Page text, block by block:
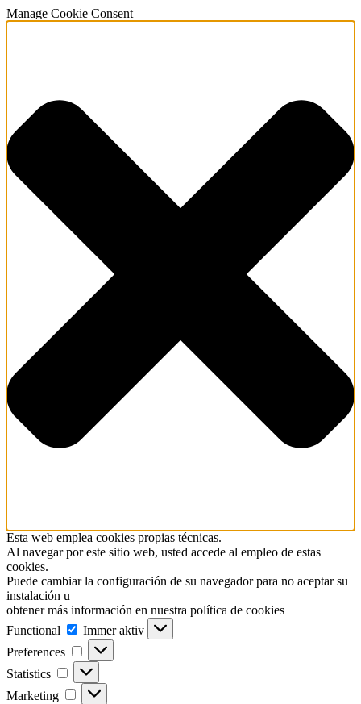
Manage Cookie Consent
Esta web emplea cookies propias técnicas.
Al navegar por este sitio web, usted accede al empleo de estas
cookies.
Puede cambiar la configuración de su navegador para no aceptar su
instalación u
obtener más información en nuestra política de cookies
Functional
Functional
Immer aktiv
Preferences
Preferences
Statistics Statistics
Marketing Marketing